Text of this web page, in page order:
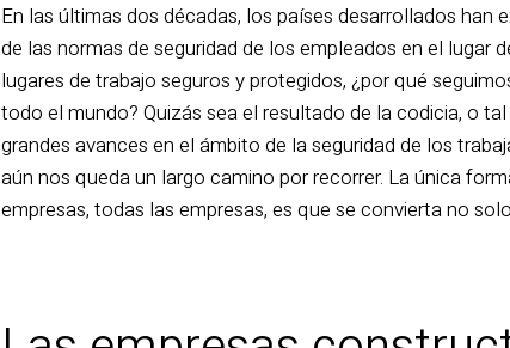
En las últimas dos décadas, los países desarrollados
de las normas de seguridad de los empleados en el lugar
lugares de trabajo seguros y protegidos, ¿por qué
todo el mundo? Quizás sea el resultado de la codicia, o
grandes avances en el ámbito de la seguridad de los
aún nos queda un largo camino por recorrer. La única
empresas, todas las empresas, es que se convierta no